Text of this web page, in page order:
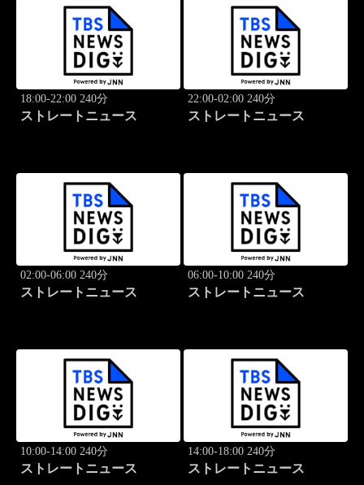
18:00-22:00 240分
ストレートニュース
22:00-02:00 240分
ストレートニュース
02:00-06:00 240分
ストレートニュース
06:00-10:00 240分
ストレートニュース
10:00-14:00 240分
ストレートニュース
14:00-18:00 240分
ストレートニュース